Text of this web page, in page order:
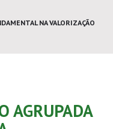
NA VALORIZAÇÃO
AGRUPADA